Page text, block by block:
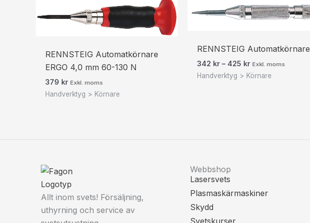
RENNSTEIG Automatkörnare
ERGO 4,0 mm 60-130 N
379 kr Exkl. moms
Handverktyg > Körnare
RENNSTEIG Automatkörnare
342 kr – 425 kr
342 kr428 kr
till
Exkl. moms
Handverktyg > Körnare
Allt inom svets! Försäljning,
uthyrning och service av
Webbshop
Lasersvets
Plasmaskärmaskiner
Skydd